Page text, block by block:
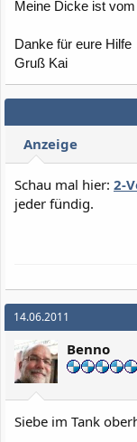
Meine Dicke ist
Danke für eure Hilfe
Gruß Kai
Anzeige
Schau mal hier: 2-
jeder fündig.
14.06.2011
Benno
Siebe im Tank